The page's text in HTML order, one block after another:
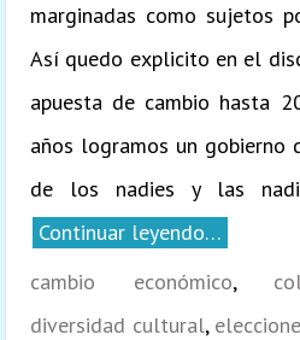
marginadas como sujetos
Así quedo explicito en el
apuesta de cambio hasta
años logramos un gobierno
de los nadies y las
Continuar leyendo…
cambio económico,
diversidad cultural,